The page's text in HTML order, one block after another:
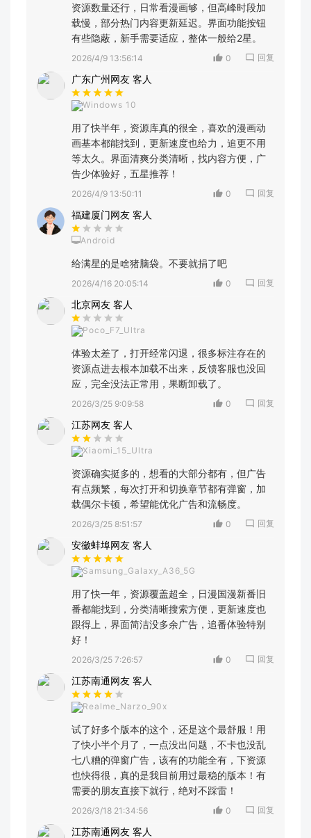
资源数量还行，日常看漫画够，但高峰时段加
载慢，部分热门内容更新延迟。界面功能按钮
有些隐蔽，新手需要适应，整体一般给2星。
2026/4/9 13:56:14 0 回复
广东广州网友 客人
Windows 10
用了快半年，资源库真的很全，喜欢的漫画动
画基本都能找到，更新速度也给力，追更不用
等太久。界面清爽分类清晰，找内容方便，广
告少体验好，五星推荐！
2026/4/9 13:50:11 0 回复
福建厦门网友 客人
Android
给满星的是啥猪脑袋。不要就捐了吧
2026/4/16 20:05:14 0 回复
北京网友 客人
Poco_F7_Ultra
体验太差了，打开经常闪退，很多标注存在的
资源点进去根本加载不出来，反馈客服也没回
应，完全没法正常用，果断卸载了。
2026/3/25 9:09:58 0 回复
江苏网友 客人
Xiaomi_15_Ultra
资源确实挺多的，想看的大部分都有，但广告
有点频繁，每次打开和切换章节都有弹窗，加
载偶尔卡顿，希望能优化广告和流畅度。
2026/3/25 8:51:57 0 回复
安徽蚌埠网友 客人
Samsung_Galaxy_A36_5G
用了快一年，资源覆盖超全，日漫国漫新番旧
番都能找到，分类清晰搜索方便，更新速度也
跟得上，界面简洁没多余广告，追番体验特别
好！
2026/3/25 7:26:57 0 回复
江苏南通网友 客人
Realme_Narzo_90x
试了好多个版本的这个，还是这个最舒服！用
了快小半个月了，一点没出问题，不卡也没乱
七八糟的弹窗广告，该有的功能全有，下资源
也快得很，真的是我目前用过最稳的版本！有
需要的朋友直接下就行，绝对不踩雷！
2026/3/18 21:34:56 0 回复
江苏南通网友 客人